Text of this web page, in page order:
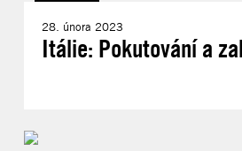
28. února 2023
Itálie: Pokutování a